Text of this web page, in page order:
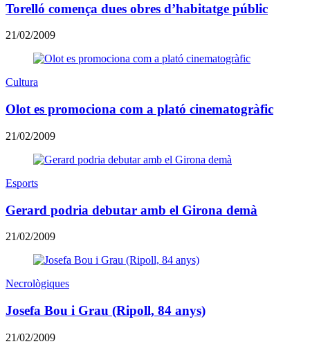
Torelló comença dues obres d’habitatge públic
21/02/2009
Cultura
Olot es promociona com a plató cinematogràfic
21/02/2009
Esports
Gerard podria debutar amb el Girona demà
21/02/2009
Necrològiques
Josefa Bou i Grau (Ripoll, 84 anys)
21/02/2009